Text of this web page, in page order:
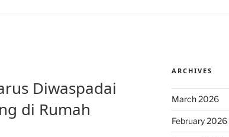
Diwaspadai
di Rumah
ARCHIVES
March 2026
February 2026